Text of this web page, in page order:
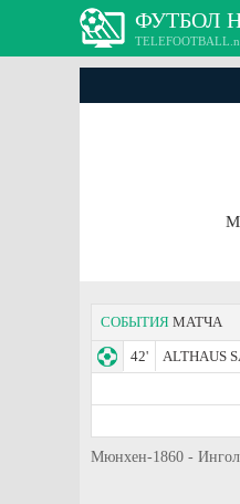
ФУТБОЛ
СОБЫТИЯ МАТЧА
42'
ALTHAUS
Мюнхен-1860 -